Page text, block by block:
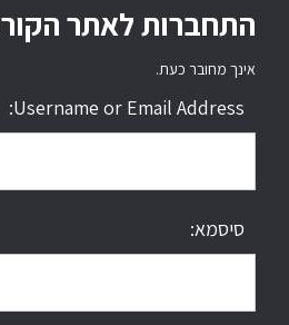
התחברות לאתר
אינך מחובר כעת.
Username or Email Address:
סיסמא: